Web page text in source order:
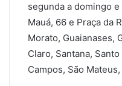
segunda a domingo
Mauá, 66 e Praça da
Morato, Guaianases,
Claro, Santana,
Campos, São